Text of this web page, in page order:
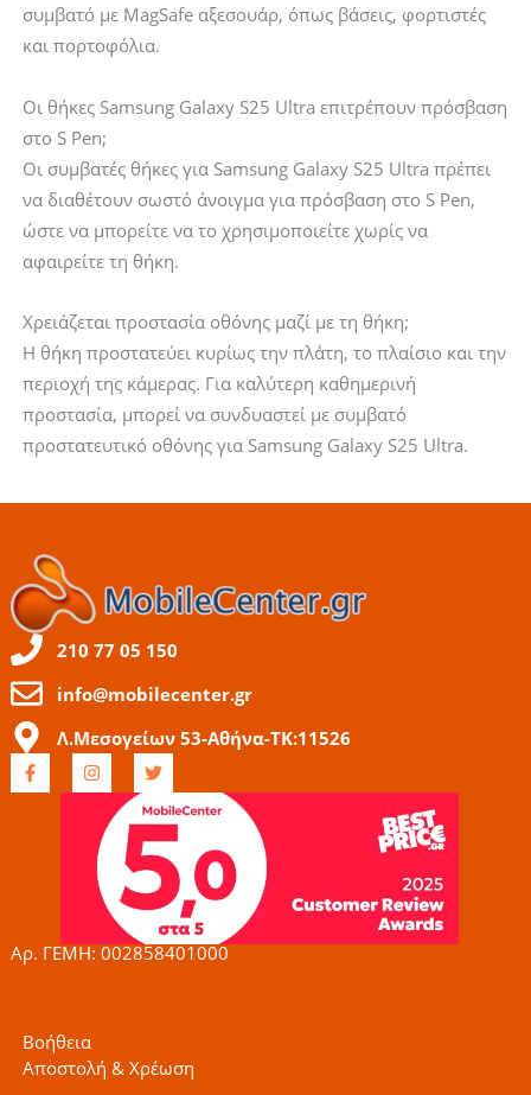
συμβατό με MagSafe αξεσουάρ, όπως βάσεις, φορτιστές
και πορτοφόλια.
Οι θήκες Samsung Galaxy S25 Ultra επιτρέπουν πρόσβαση
στο S Pen;
Οι συμβατές θήκες για Samsung Galaxy S25 Ultra πρέπει
να διαθέτουν σωστό άνοιγμα για πρόσβαση στο S Pen,
ώστε να μπορείτε να το χρησιμοποιείτε χωρίς να
αφαιρείτε τη θήκη.
Χρειάζεται προστασία οθόνης μαζί με τη θήκη;
Η θήκη προστατεύει κυρίως την πλάτη, το πλαίσιο και την
περιοχή της κάμερας. Για καλύτερη καθημερινή
προστασία, μπορεί να συνδυαστεί με συμβατό
προστατευτικό οθόνης για Samsung Galaxy S25 Ultra.
210 77 05 150
info@mobilecenter.gr
Λ.Μεσογείων 53-Αθήνα-ΤΚ:11526
F
a
c
I
n
s
g
r
a
m
T
w
t
t
e
r
Αρ. ΓΕΜΗ: 002858401000
Βοήθεια
Αποστολή & Χρέωση